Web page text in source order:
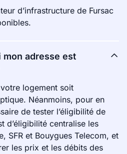
d’infrastructure de Fursac
mon adresse est
logement soit
Néanmoins, pour en
de tester l’éligibilité de
d’éligibilité centralise les
SFR et Bouygues Telecom, et
les prix et les débits des